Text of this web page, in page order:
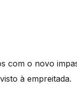
com o novo
à empreitada.